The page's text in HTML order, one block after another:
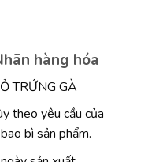
hàng hóa
TRỨNG GÀ
theo yêu cầu của
bì sản phẩm.